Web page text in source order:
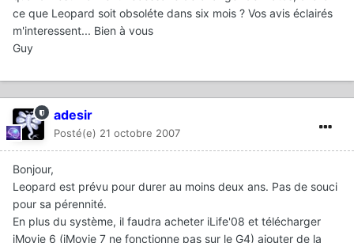
ce que Leopard soit obsoléte dans six mois ? Vos avis éclairés
m'interessent... Bien à vous
Guy
adesir
Posté(e) 21 octobre 2007
Bonjour,
Leopard est prévu pour durer au moins deux ans. Pas de souci
pour sa pérennité.
En plus du système, il faudra acheter iLife'08 et télécharger
iMovie 6 (iMovie 7 ne fonctionne pas sur le G4) ajouter de la